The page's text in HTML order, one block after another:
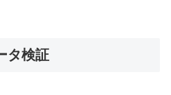
タ検証